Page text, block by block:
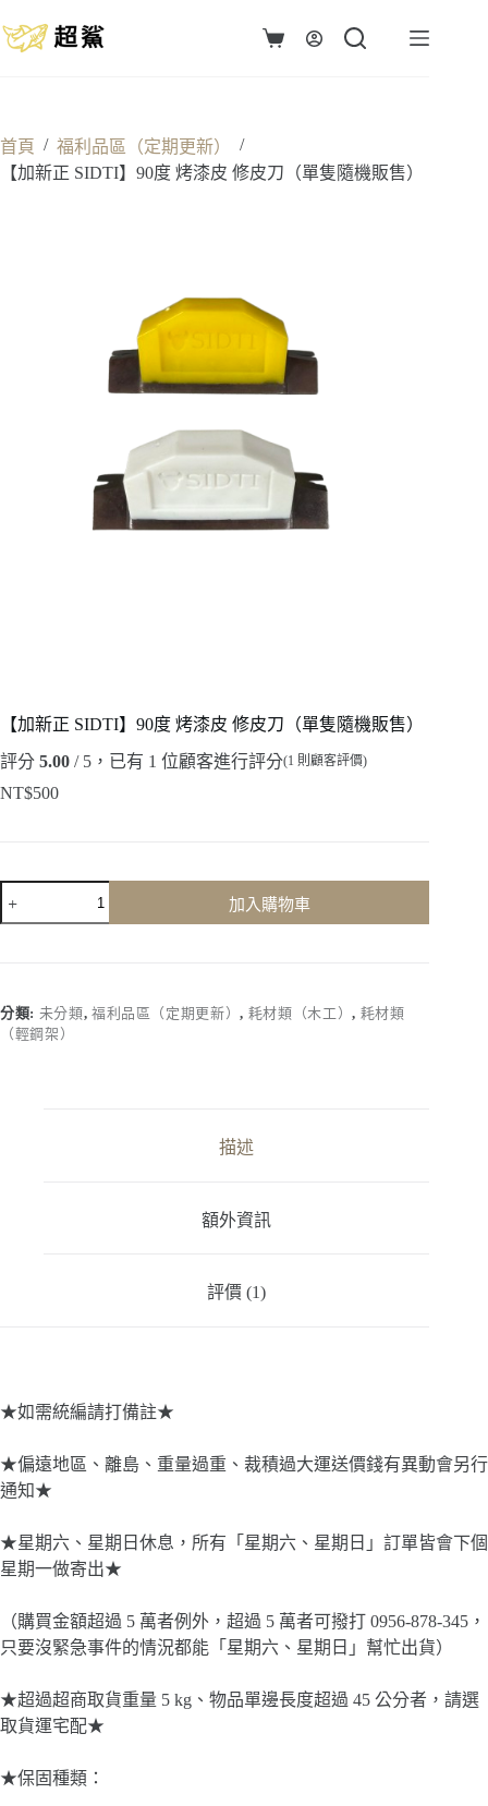
至
容
購
首頁 / 福利品區（定期更新）
/
【加新正 SIDTI】90度 烤漆皮 修皮刀（單隻隨機販售）
【加新正 SIDTI】90度 烤漆皮 修皮刀（單隻隨機販售）
評分 5.00 / 5，已有 1 位顧客進行評分(1 則顧客評價)
NT$500
度
烤
加入購物車
分類: 未分類, 福利品區（定期更新）, 耗材類（木工）, 耗材類
（輕鋼架）
描述
額外資訊
評價 (1)
★如需統編請打備註★
★偏遠地區、離島、重量過重、裁積過大運送價錢有異動會另行
通知★
★星期六、星期日休息，所有「星期六、星期日」訂單皆會下個
星期一做寄出★
（購買金額超過 5 萬者例外，超過 5 萬者可撥打 0956-878-345，
只要沒緊急事件的情況都能「星期六、星期日」幫忙出貨）
★超過超商取貨重量 5 kg、物品單邊長度超過 45 公分者，請選
取貨運宅配★
★保固種類：